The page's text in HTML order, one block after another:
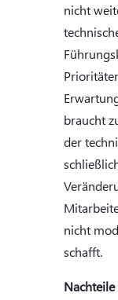
nicht
braucht
der
nicht
schafft.